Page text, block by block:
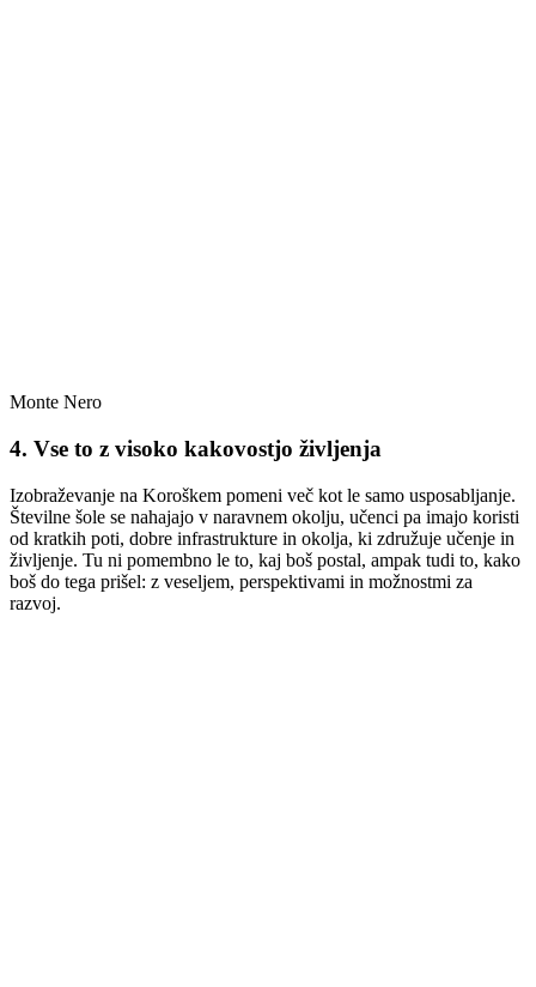
Monte Nero
4. Vse to z visoko kakovostjo življenja
Izobraževanje na Koroškem pomeni več kot le samo usposabljanje.
Številne šole se nahajajo v naravnem okolju, učenci pa imajo koristi
od kratkih poti, dobre infrastrukture in okolja, ki združuje učenje in
življenje. Tu ni pomembno le to, kaj boš postal, ampak tudi to, kako
boš do tega prišel: z veseljem, perspektivami in možnostmi za
razvoj.